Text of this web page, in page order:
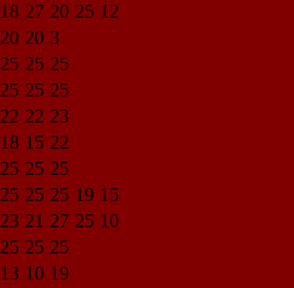
18 27 20 25 12
20 20 3
25 25 25
25 25 25
22 22 23
18 15 22
25 25 25
25 25 25 19 15
23 21 27 25 10
25 25 25
13 10 19